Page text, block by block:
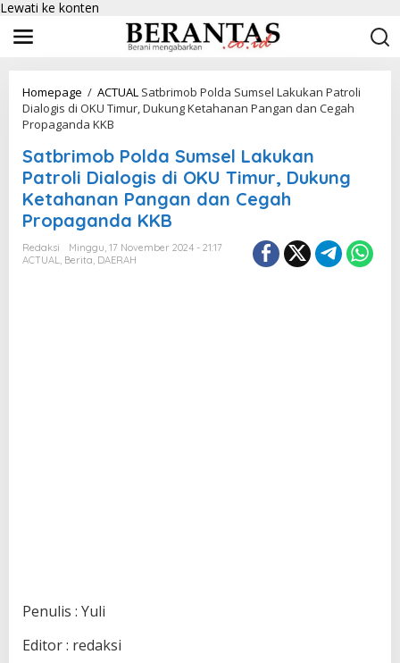
Lewati ke konten
Homepage / ACTUAL Satbrimob Polda Sumsel Lakukan Patroli
Dialogis di OKU Timur, Dukung Ketahanan Pangan dan Cegah
Propaganda KKB
Satbrimob Polda Sumsel Lakukan
Patroli Dialogis di OKU Timur, Dukung
Ketahanan Pangan dan Cegah
Propaganda KKB
Redaksi
Minggu, 17 November 2024 - 21:17
ACTUAL, Berita, DAERAH
Penulis : Yuli
Editor : redaksi